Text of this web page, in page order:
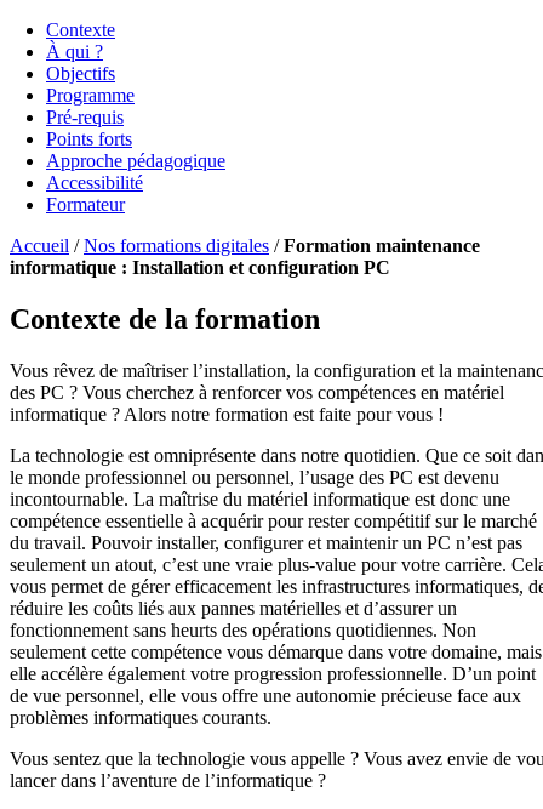
Contexte
À qui ?
Objectifs
Programme
Pré-requis
Points forts
Approche pédagogique
Accessibilité
Formateur
Accueil /Nos formations digitales /Formation maintenance
informatique : Installation et configuration PC
Contexte de la formation
Vous rêvez de maîtriser l’installation, la configuration et la
des PC ? Vous cherchez à renforcer vos compétences en matériel
informatique ? Alors notre formation est faite pour vous !
La technologie est omniprésente dans notre quotidien. Que ce soit
le monde professionnel ou personnel, l’usage des PC est devenu
incontournable. La maîtrise du matériel informatique est donc une
compétence essentielle à acquérir pour rester compétitif sur le marché
du travail. Pouvoir installer, configurer et maintenir un PC n’est pas
seulement un atout, c’est une vraie plus-value pour votre carrière.
vous permet de gérer efficacement les infrastructures informatiques,
réduire les coûts liés aux pannes matérielles et d’assurer un
fonctionnement sans heurts des opérations quotidiennes. Non
seulement cette compétence vous démarque dans votre domaine, mais
elle accélère également votre progression professionnelle. D’un point
de vue personnel, elle vous offre une autonomie précieuse face aux
problèmes informatiques courants.
Vous sentez que la technologie vous appelle ? Vous avez envie de
lancer dans l’aventure de l’informatique ?